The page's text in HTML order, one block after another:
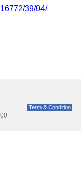
39/04/
Term & Condition